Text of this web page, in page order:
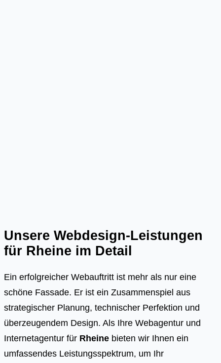
Unsere Webdesign-Leistungen
für Rheine im Detail
Ein erfolgreicher Webauftritt ist mehr als nur eine
schöne Fassade. Er ist ein Zusammenspiel aus
strategischer Planung, technischer Perfektion und
überzeugendem Design. Als Ihre Webagentur und
Internetagentur für Rheine bieten wir Ihnen ein
umfassendes Leistungsspektrum, um Ihr